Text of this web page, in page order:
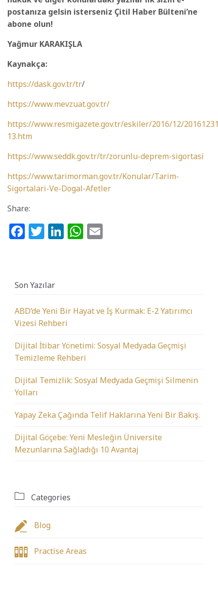
postanıza gelsin isterseniz Çitil Haber Bülteni’ne
abone olun!
Yağmur KARAKIŞLA
Kaynakça:
https://dask.gov.tr/tr/
https://www.mevzuat.gov.tr/
https://www.resmigazete.gov.tr/eskiler/2016/12/
13.htm
https://www.seddk.gov.tr/tr/zorunlu-deprem-sigortasi
https://www.tarimorman.gov.tr/Konular/Tarim-
Sigortalari-Ve-Dogal-Afetler
Share:
Facebook
Twitter
LinkedIn
WhatsApp
Son Yazılar
ABD’de Yeni Bir Hayat ve İş Kurmak: E-2 Yatırımcı
Vizesi Rehberi
Dijital İtibar Yönetimi: Sosyal Medyada Geçmişi
Temizleme Rehberi
Dijital Temizlik: Sosyal Medyada Geçmişi Silmenin
Yolları
Yapay Zeka Çağında Telif Haklarına Yeni Bir Bakış.
Dijital Göçebe: Yeni Mesleğin Üniversite
Mezunlarına Sağladığı 10 Avantaj
 Categories
 Blog
 Practise Areas